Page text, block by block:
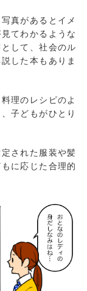
真があるとイメ
てわかるような
して、社会のル
した本もありま
理のレシピのよ
子どもがひとり
された服装や髪
に応じた合理的